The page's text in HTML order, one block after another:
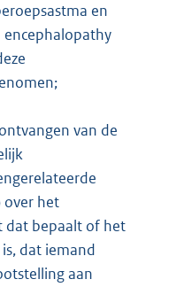
en
encephalopathy
van de
over het
dat bepaalt of het
dat iemand
aan